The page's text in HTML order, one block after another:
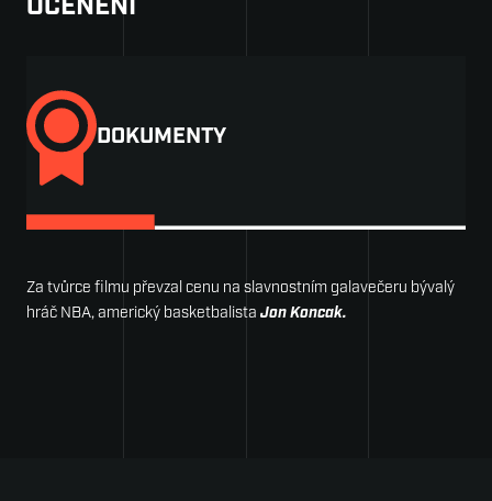
OCENĚNÍ
DOKUMENTY
Za tvůrce filmu převzal cenu na slavnostním galavečeru bývalý
hráč NBA, americký basketbalista Jon Koncak.